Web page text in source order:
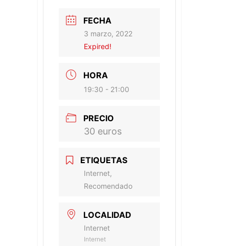
FECHA
3 marzo, 2022
Expired!
HORA
19:30 - 21:00
PRECIO
30 euros
ETIQUETAS
Internet,
Recomendado
LOCALIDAD
Internet
Internet